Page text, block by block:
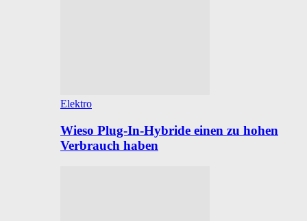
Elektro
Wieso Plug-In-Hybride einen zu hohen
Verbrauch haben